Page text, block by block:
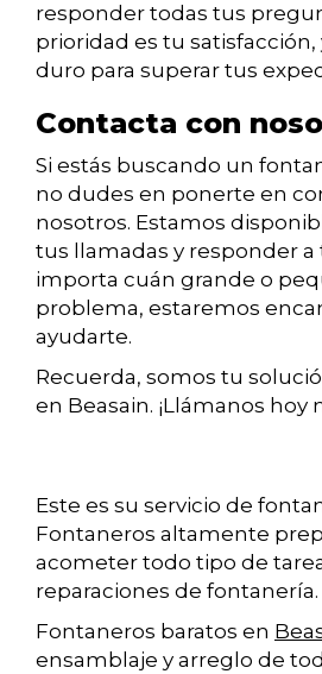
responder todas tus
prioridad es tu
duro para superar tus
Contacta con
Si estás buscando un
no dudes en ponerte en
nosotros. Estamos
tus llamadas y responder a
importa cuán grande o
problema, estaremos
ayudarte.
Recuerda, somos tu
en Beasain. ¡Llámanos hoy
Este es su servicio de
Fontaneros altamente
acometer todo tipo de
reparaciones de fontanería.
Fontaneros baratos en
ensamblaje y arreglo de